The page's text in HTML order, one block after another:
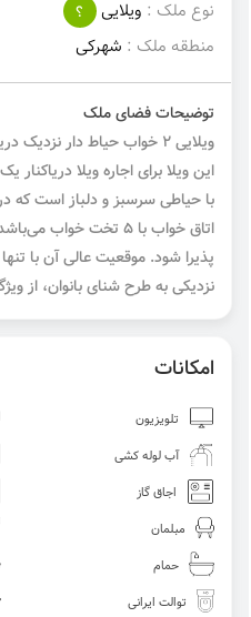
نوع ملک : ویلایی
؟
منطقه ملک : شهرکی
توضیحات فضای ملک
ویلایی ۲ خواب حیاط دار نزدیک دریا ۵ تخته و فلت با حیاط سر سبز
این ویلا برای اجاره ویلا
نزدیکی به طرح شنای بانوان، از
امکانات
تلویزیون
آب لوله کشی
اجاق گاز
مبلمان
حمام
توالت ایرانی